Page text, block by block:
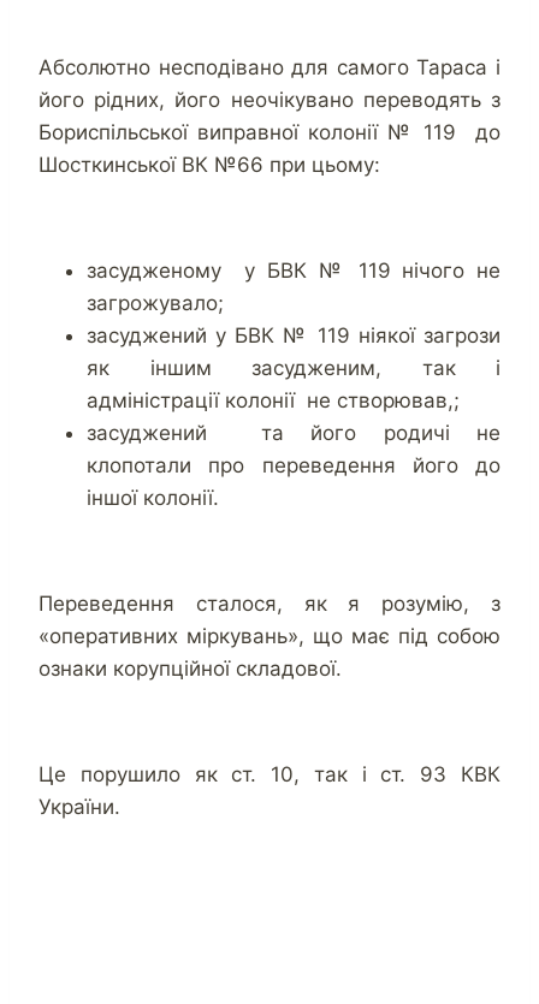
Абсолютно несподівано для самого Тараса і
його рідних, його неочікувано переводять з
Бориспільської виправної колонії № 119 до
Шосткинської ВК №66 при цьому:
засудженому у БВК № 119 нічого не
загрожувало;
засуджений у БВК № 119 ніякої загрози
як іншим засудженим, так і
адміністрації колонії не створював,;
засуджений та його родичі не
клопотали про переведення його до
іншої колонії.
Переведення сталося, як я розумію, з
«оперативних міркувань», що має під собою
ознаки корупційної складової.
Це порушило як ст. 10, так і ст. 93 КВК
України.